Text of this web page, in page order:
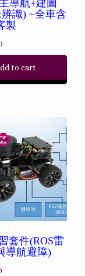
導航+建圖
識) ~全車含
製
to cart
套件(ROS雷
導航避障)